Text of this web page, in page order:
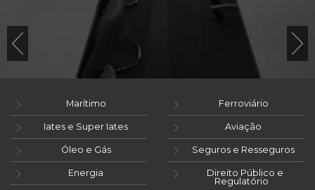
Marítimo
Iates e Super Iates
Óleo e Gás
Energia
Ferroviário
Aviação
Seguros e Resseguros
Direito Público e
Regulatório